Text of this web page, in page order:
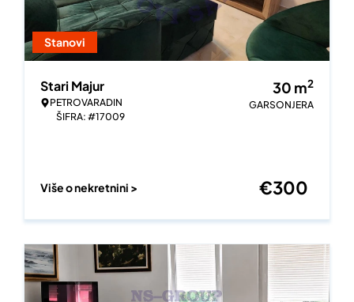
Stanovi
Stari Majur
PETROVARADIN
ŠIFRA: #17009
30 m2
GARSONJERA
Više o nekretnini > €300